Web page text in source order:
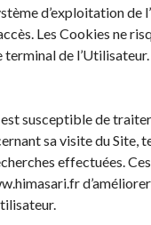
d’exploitation de
Les Cookies ne
terminal de l’Utilisateur.
susceptible de
sa visite du Site,
effectuées.